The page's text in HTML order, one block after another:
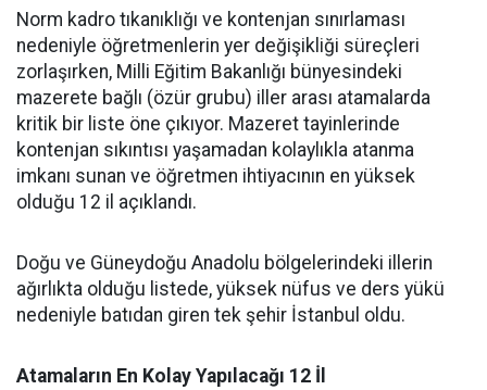
Norm kadro tıkanıklığı ve kontenjan sınırlaması
nedeniyle öğretmenlerin yer değişikliği süreçleri
zorlaşırken, Milli Eğitim Bakanlığı bünyesindeki
mazerete bağlı (özür grubu) iller arası atamalarda
kritik bir liste öne çıkıyor. Mazeret tayinlerinde
kontenjan sıkıntısı yaşamadan kolaylıkla atanma
imkanı sunan ve öğretmen ihtiyacının en yüksek
olduğu 12 il açıklandı.
Doğu ve Güneydoğu Anadolu bölgelerindeki illerin
ağırlıkta olduğu listede, yüksek nüfus ve ders yükü
nedeniyle batıdan giren tek şehir İstanbul oldu.
Atamaların En Kolay Yapılacağı 12 İl